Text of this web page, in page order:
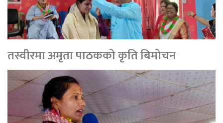
तस्वीरमा अमृता पाठकको कृति बिमोचन